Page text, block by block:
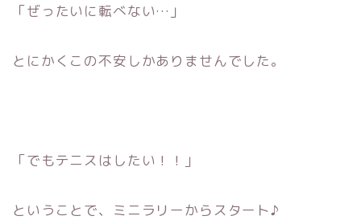
「ぜったいに転べない…」
とにかくこの不安しかありませんでした。
「でもテニスはしたい！！」
ということで、ミニラリーからスタート♪